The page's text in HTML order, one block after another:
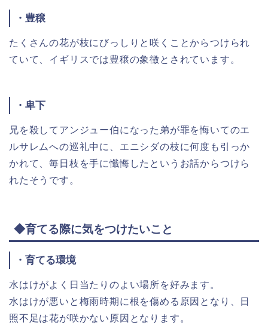
・豊穣
たくさんの花が枝にびっしりと咲くことからつけられ
ていて、イギリスでは豊穣の象徴とされています。
・卑下
兄を殺してアンジュー伯になった弟が罪を悔いてのエ
ルサレムへの巡礼中に、エニシダの枝に何度も引っか
かれて、毎日枝を手に懺悔したというお話からつけら
れたそうです。
◆育てる際に気をつけたいこと
・育てる環境
水はけがよく日当たりのよい場所を好みます。
水はけが悪いと梅雨時期に根を傷める原因となり、日
照不足は花が咲かない原因となります。